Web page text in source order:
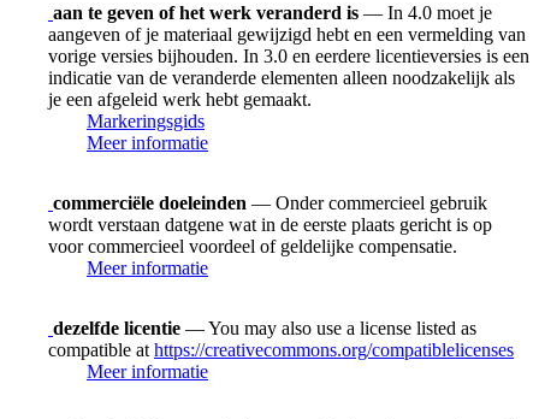
aan te geven of het werk veranderd is — In 4.0 moet je
aangeven of je materiaal gewijzigd hebt en een vermelding van
vorige versies bijhouden. In 3.0 en eerdere licentieversies is een
indicatie van de veranderde elementen alleen noodzakelijk als
je een afgeleid werk hebt gemaakt.
Markeringsgids
Meer informatie
commerciële doeleinden — Onder commercieel gebruik
wordt verstaan datgene wat in de eerste plaats gericht is op
voor commercieel voordeel of geldelijke compensatie.
Meer informatie
dezelfde licentie — You may also use a license listed as
compatible at https://creativecommons.org/compatiblelicenses
Meer informatie